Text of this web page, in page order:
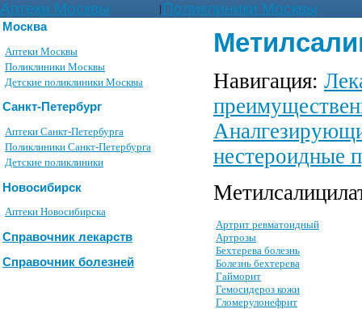
Аптеки Москвы | Поликлиники Москвы
Москва
Аптеки Москвы
Поликлиники Москвы
Детские поликлиники Москвы
Санкт-Петербург
Аптеки Санкт-Петербурга
Поликлиники Санкт-Петербурга
Детские поликлиники
Новосибирск
Аптеки Новосибирска
Справочник лекарств
Справочник болезней
Навигация:
нестероидные
Артрит ревматоидный
Артрозы
Бехтерева болезнь
Болезнь бехтерева
Гайморит
Гемосидероз кожи
Гломерулонефрит